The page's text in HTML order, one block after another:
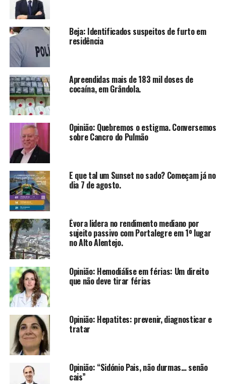
Beja: Identificados suspeitos de furto em
residência
Apreendidas mais de 183 mil doses de
cocaína, em Grândola.
Opinião: Quebremos o estigma. Conversemos
sobre Cancro do Pulmão
E que tal um Sunset no sado? Começam já no
dia 7 de agosto.
Évora lidera no rendimento mediano por
sujeito passivo com Portalegre em 1º lugar
no Alto Alentejo.
Opinião: Hemodiálise em férias: Um direito
que não deve tirar férias
Opinião: Hepatites: prevenir, diagnosticar e
tratar
Opinião: “Sidónio Pais, não durmas… senão
cais”